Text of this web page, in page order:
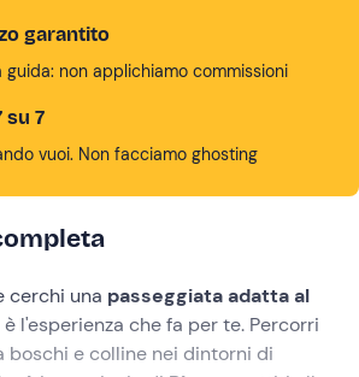
garantito
guida: non applichiamo commissioni
su 7
vuoi. Non facciamo ghosting
cerchi una passeggiata adatta al
l'esperienza che fa per te. Percorri
e colline nei dintorni di